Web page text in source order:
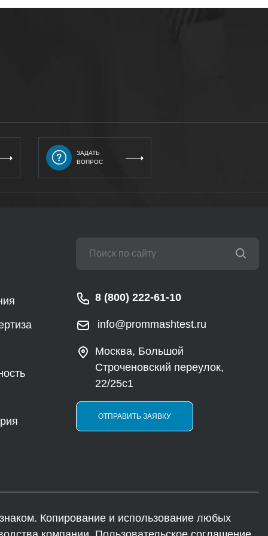
ЗАДАТЬ
ВОПРОС
8 (800) 222-61-10
info@prommashtest.ru
Москва, Большой
Строченовский переулок,
22/25с1
ОТПРАВИТЬ ЗАЯВКУ
Копирование и использование любых